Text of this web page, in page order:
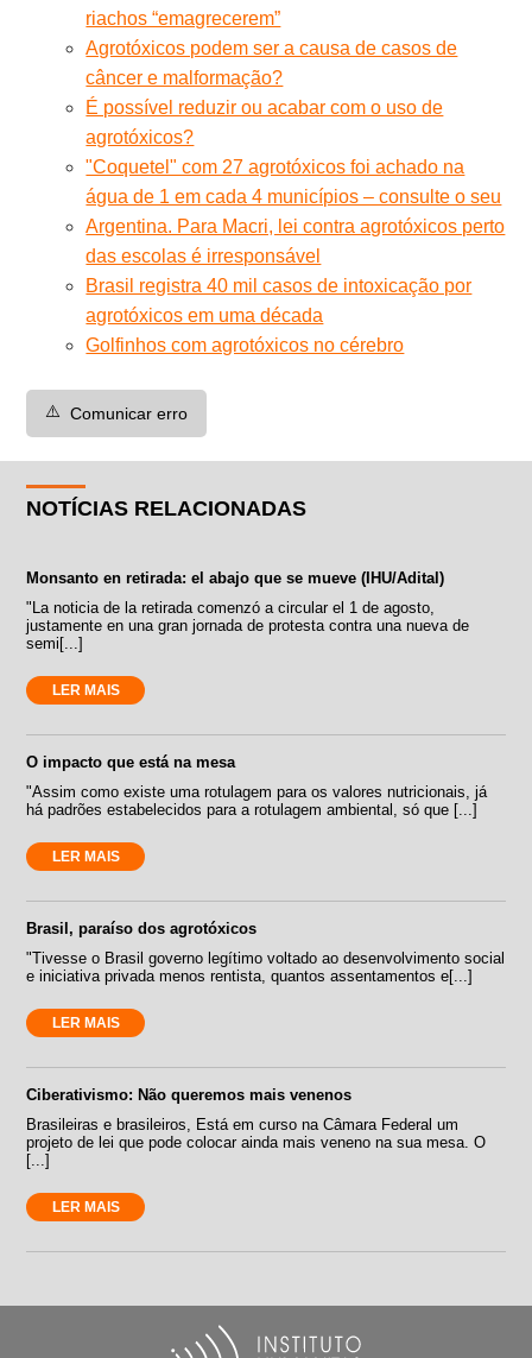
riachos “emagrecerem”
Agrotóxicos podem ser a causa de casos de
câncer e malformação?
É possível reduzir ou acabar com o uso de
agrotóxicos?
"Coquetel" com 27 agrotóxicos foi achado na
água de 1 em cada 4 municípios – consulte o seu
Argentina. Para Macri, lei contra agrotóxicos perto
das escolas é irresponsável
Brasil registra 40 mil casos de intoxicação por
agrotóxicos em uma década
Golfinhos com agrotóxicos no cérebro
⚠️ Comunicar erro
NOTÍCIAS RELACIONADAS
Monsanto en retirada: el abajo que se mueve (IHU/Adital)
"La noticia de la retirada comenzó a circular el 1 de agosto,
justamente en una gran jornada de protesta contra una nueva de
semi[...]
LER MAIS
O impacto que está na mesa
"Assim como existe uma rotulagem para os valores nutricionais, já
há padrões estabelecidos para a rotulagem ambiental, só que [...]
LER MAIS
Brasil, paraíso dos agrotóxicos
"Tivesse o Brasil governo legítimo voltado ao desenvolvimento social
e iniciativa privada menos rentista, quantos assentamentos e[...]
LER MAIS
Ciberativismo: Não queremos mais venenos
Brasileiras e brasileiros, Está em curso na Câmara Federal um
projeto de lei que pode colocar ainda mais veneno na sua mesa. O
[...]
LER MAIS